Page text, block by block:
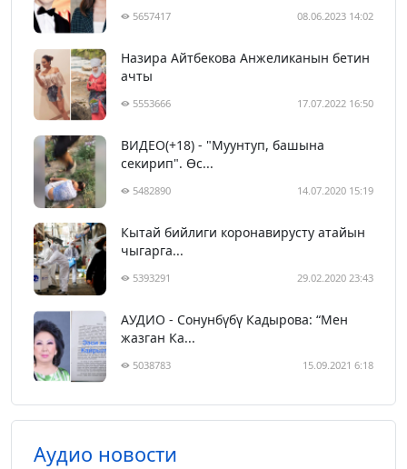
5657417 08.06.2023 14:02
Назира Айтбекова Анжеликанын бетин
ачты
5553666 17.07.2022 16:50
ВИДЕО(+18) - "Муунтуп, башына
секирип". Өс...
5482890 14.07.2020 15:19
Кытай бийлиги коронавирусту атайын
чыгарга...
5393291 29.02.2020 23:43
АУДИО - Сонунбүбү Кадырова: “Мен
жазган Ка...
5038783 15.09.2021 6:18
Аудио новости